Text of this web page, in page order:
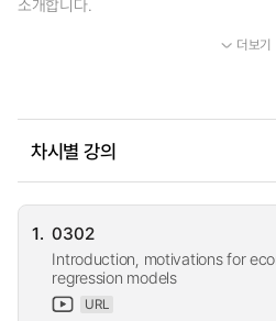
소개합니다.
더보기
차시별 강의
1. 0302
Introduction, motivations for
regression models
URL